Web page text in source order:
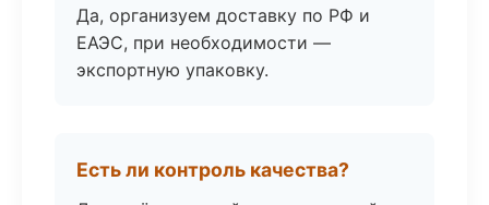
Да, организуем доставку по РФ и
ЕАЭС, при необходимости —
экспортную упаковку.
Есть ли контроль качества?